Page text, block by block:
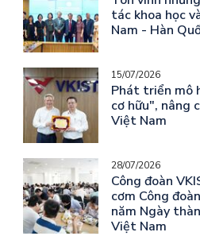
tác khoa học
Nam - Hàn
15/07/2026
Phát triển mô
cơ hữu", nâng
Việt Nam
28/07/2026
Công đoàn
cơm Công
năm Ngày
Việt Nam